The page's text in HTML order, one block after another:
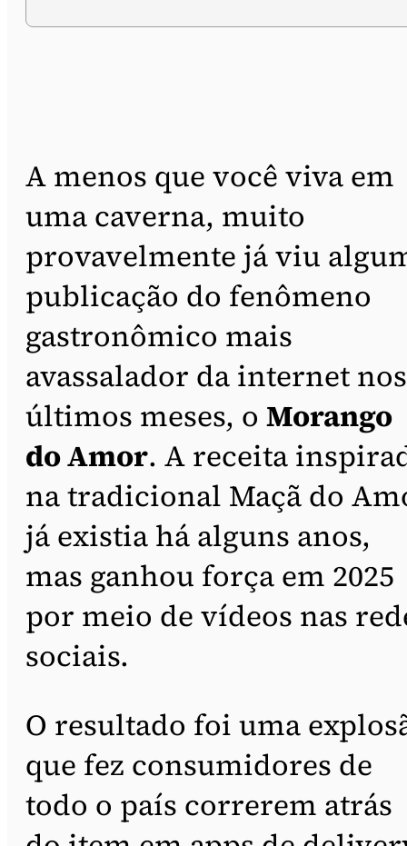
A menos que você viva em
uma caverna, muito
provavelmente já viu
publicação do fenômeno
gastronômico mais
avassalador da internet nos
últimos meses, o Morango
do Amor. A receita
na tradicional Maçã do
já existia há alguns anos,
mas ganhou força em 2025
por meio de vídeos nas
sociais.
O resultado foi uma
que fez consumidores de
todo o país correrem atrás